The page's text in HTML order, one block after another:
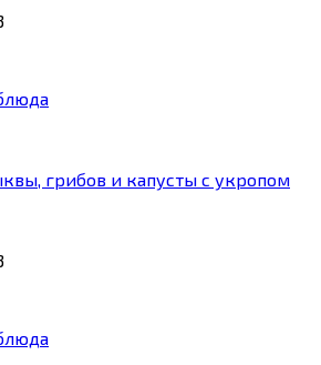
грибов и капусты с укропом